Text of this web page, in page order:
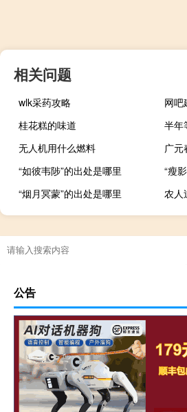
相关问题
wlk采药攻略
网吧
桂花糕的味道
半年
无人机用什么燃料
广
“如彼韦陟”的出处是哪里
“瘦
“烟月冥蒙”的出处是哪里
农人
公告